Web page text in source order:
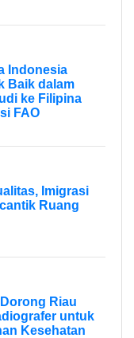
Indonesia
Baik dalam
ke Filipina
FAO
Imigrasi
Ruang
Riau
untuk
Kesehatan